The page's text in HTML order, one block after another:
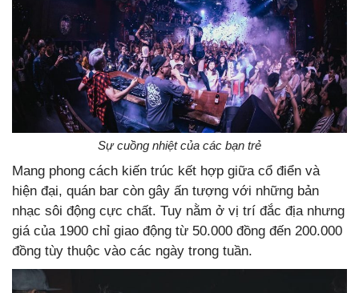
Sự cuồng nhiệt của các bạn trẻ
Mang phong cách kiến trúc kết hợp giữa cổ điển và
hiện đại, quán bar còn gây ấn tượng với những bản
nhạc sôi động cực chất. Tuy nằm ở vị trí đắc địa nhưng
giá của 1900 chỉ giao động từ 50.000 đồng đến 200.000
đồng tùy thuộc vào các ngày trong tuần.